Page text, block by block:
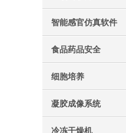
智能感官仿真软件
食品药品安全
细胞培养
凝胶成像系统
冷冻干燥机